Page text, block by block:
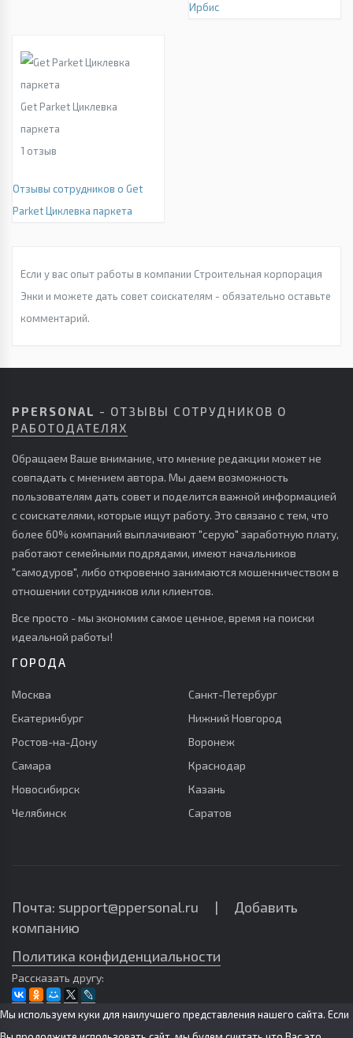
Ирбис
Get Parket Циклевка
паркета
1 отзыв
Отзывы сотрудников о Get
Parket Циклевка паркета
Если у вас опыт работы в компании Строительная корпорация
Энки и можете дать совет соискателям - обязательно оставьте
комментарий.
PPERSONAL - ОТЗЫВЫ СОТРУДНИКОВ О
РАБОТОДАТЕЛЯХ
Обращаем Ваше внимание, что мнение редакции может не
совпадать с мнением автора. Мы даем возможность
пользователям дать совет и поделится важной информацией
с соискателями, которые ищут работу. Это связано с тем, что
более 60% компаний выплачивают "серую" заработную плату,
работают семейными подрядами, имеют начальников
"самодуров", либо откровенно занимаются мошенничеством в
отношении сотрудников или клиентов.
Все просто - мы экономим самое ценное, время на поиски
идеальной работы!
ГОРОДА
Москва
Санкт-Петербург
Екатеринбург
Нижний Новгород
Ростов-на-Дону
Воронеж
Самара
Краснодар
Новосибирск
Казань
Челябинск
Саратов
Почта: support@ppersonal.ru | Добавить
компанию
Политика конфиденциальности
Рассказать другу:
Мы используем куки для наилучшего представления нашего сайта. Если